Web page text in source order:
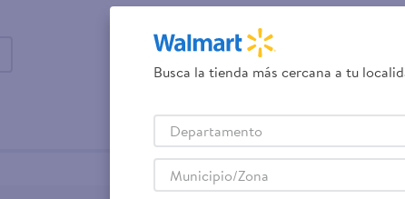
Busca la tienda más cercana a tu
Departamento
Municipio/Zona